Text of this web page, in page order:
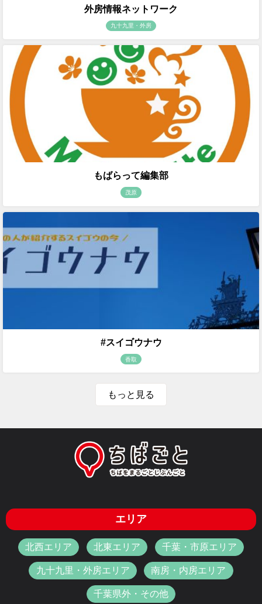
外房情報ネットワーク
九十九里・外房
もばらって編集部
茂原
#スイゴウナウ
香取
もっと見る
エリア
北西エリア 北東エリア 千葉・市原エリア
九十九里・外房エリア 南房・内房エリア
千葉県外・その他